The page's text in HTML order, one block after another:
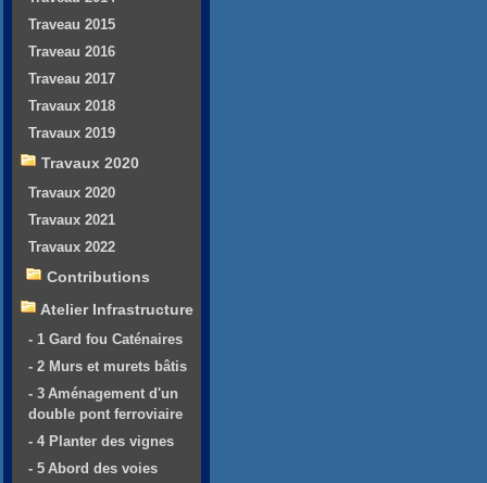
Traveau 2015
Traveau 2016
Traveau 2017
Travaux 2018
Travaux 2019
Travaux 2020
Travaux 2020
Travaux 2021
Travaux 2022
Contributions
Atelier Infrastructure
- 1 Gard fou Caténaires
- 2 Murs et murets bâtis
- 3 Aménagement d'un
double pont ferroviaire
- 4 Planter des vignes
- 5 Abord des voies